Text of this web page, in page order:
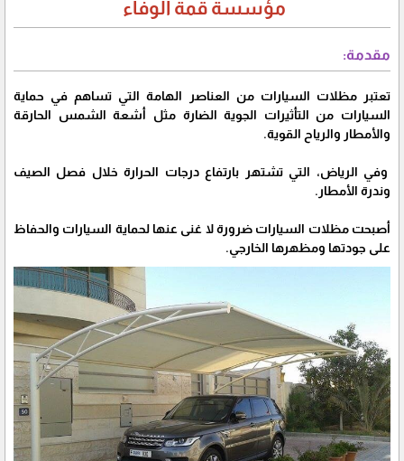
مؤسسة قمة الوفاء
مقدمة:
تعتبر مظلات السيارات من العناصر الهامة التي تساهم في حماية
السيارات من التأثيرات الجوية الضارة مثل أشعة الشمس الحارقة
والأمطار والرياح القوية.
وفي الرياض، التي تشتهر بارتفاع درجات الحرارة خلال فصل الصيف
وندرة الأمطار.
أصبحت مظلات السيارات ضرورة لا غنى عنها لحماية السيارات والحفاظ
على جودتها ومظهرها الخارجي.